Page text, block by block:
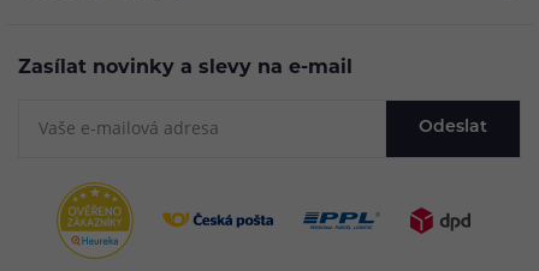
Zasílat novinky a slevy na e-mail
Odeslat